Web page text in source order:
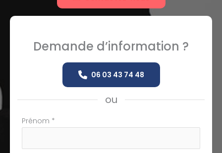
Demande d’information ?
06 03 43 74 48
ou
Formulaire
Prénom *